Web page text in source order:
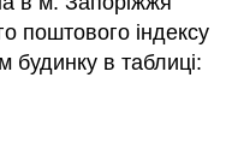
поштового індексу
будинку в таблиці: